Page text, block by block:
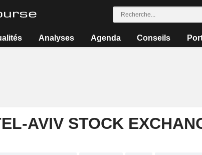
Analyses Agenda Conseils
AVIV STOCK